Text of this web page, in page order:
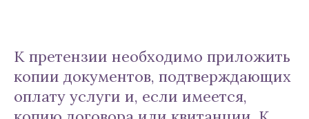
К претензии необходимо приложить
копии документов, подтверждающих
оплату услуги и, если имеется,